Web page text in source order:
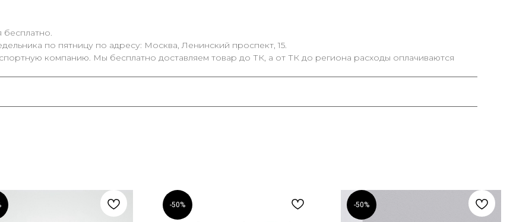
бесплатно.
по пятницу по адресу: Москва, Ленинский проспект, 15.
компанию. Мы бесплатно доставляем товар до ТК, а от ТК до региона расходы оплачиваются
-50% -50%